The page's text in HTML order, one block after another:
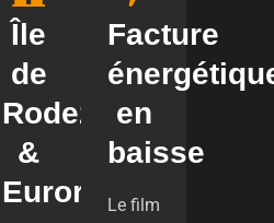
Île
de
Rodez
&
Eurorodez
Facture
en
baisse
Le film